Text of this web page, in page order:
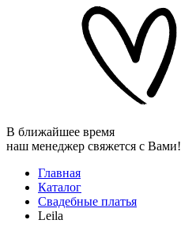
В ближайшее время
наш менеджер свяжется с Вами!
Главная
Каталог
Свадебные платья
Leila